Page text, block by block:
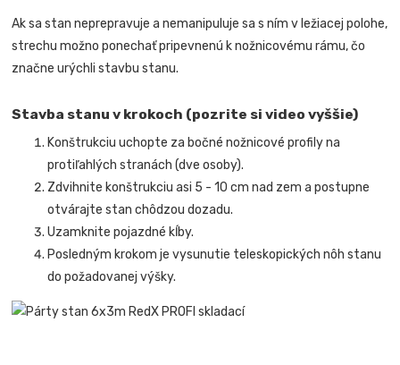
Ak sa stan neprepravuje a nemanipuluje sa s ním v ležiacej polohe,
strechu možno ponechať pripevnenú k nožnicovému rámu, čo
značne urýchli stavbu stanu.
Stavba stanu v krokoch (pozrite si video vyššie)
Konštrukciu uchopte za bočné nožnicové profily na
protiľahlých stranách (dve osoby).
Zdvihnite konštrukciu asi 5 - 10 cm nad zem a postupne
otvárajte stan chôdzou dozadu.
Uzamknite pojazdné kĺby.
Posledným krokom je vysunutie teleskopických nôh stanu
do požadovanej výšky.